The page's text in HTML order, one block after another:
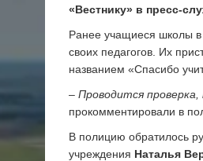
«Вестнику» в пресс-
Ранее учащиеся школы в
своих педагогов. Их
названием «Спасибо
– Проводится
прокомментировали в
В полицию обратилось
учреждения Наталья